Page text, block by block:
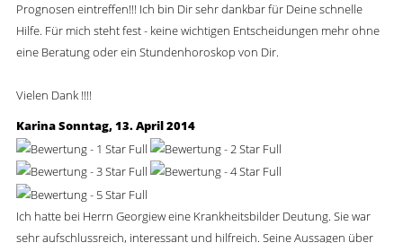
Prognosen eintreffen!!! Ich bin Dir sehr dankbar für Deine schnelle
Hilfe. Für mich steht fest - keine wichtigen Entscheidungen mehr ohne
eine Beratung oder ein Stundenhoroskop von Dir.
Vielen Dank !!!!
KarinaSonntag, 13. April 2014
Ich hatte bei Herrn Georgiew eine Krankheitsbilder Deutung. Sie war
sehr aufschlussreich, interessant und hilfreich. Seine Aussagen über